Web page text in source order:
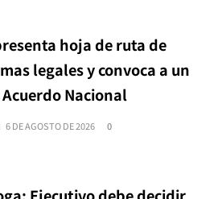
hoja de ruta de
legales y convoca a un
Nacional
6 DE AGOSTO DE 2026 0
Ejecutivo debe decidir